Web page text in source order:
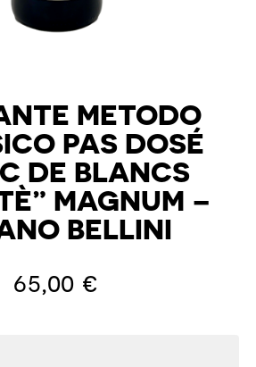
METODO
PAS DOSÉ
DE BLANCS
MAGNUM –
BELLINI
65,00 €